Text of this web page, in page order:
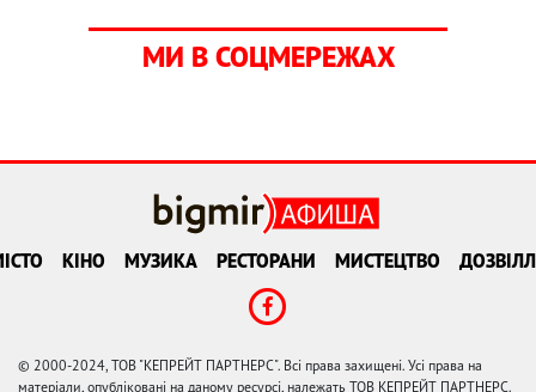
МИ В СОЦМЕРЕЖАХ
КІНО МУЗИКА РЕСТОРАНИ МИСТЕЦТВО
© 2000-2024, ТОВ "КЕПРЕЙТ ПАРТНЕРС". Всі права захищені. Усі права на
матеріали, опубліковані на даному ресурсі, належать ТОВ КЕПРЕЙТ ПАРТНЕРС.